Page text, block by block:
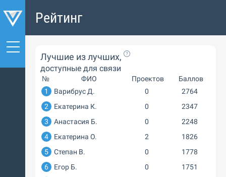
Рейтинг
Лучшие из лучших,
доступные для связи
№ ФИО Проектов
Баллов
1
Варибрус Д. 0
2764
2
Екатерина К. 0
2347
3
Анастасия Б. 0
2248
4
Екатерина О. 2
1826
5
Степан В. 0
1778
6
Егор Б. 0
1751